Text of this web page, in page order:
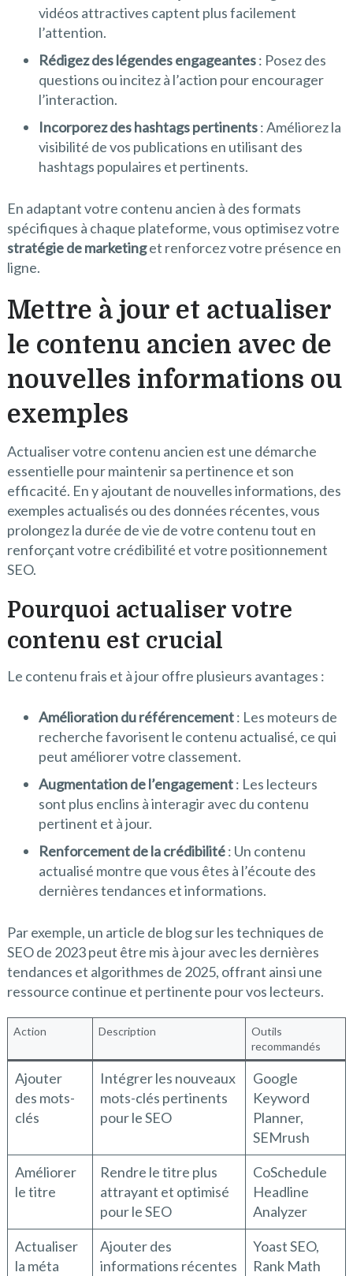
vidéos attractives captent plus facilement
l’attention.
Rédigez des légendes engageantes: Posez des
questions ou incitez à l’action pour encourager
l’interaction.
Incorporez des hashtags pertinents: Améliorez la
visibilité de vos publications en utilisant des
hashtags populaires et pertinents.
En adaptant votre contenu ancien à des formats
spécifiques à chaque plateforme, vous optimisez votre
stratégie de marketinget renforcez votre présence en
ligne.
Mettre à jour et actualiser
le contenu ancien avec de
nouvelles informations ou
exemples
Actualiser votre contenu ancien est une démarche
essentielle pour maintenir sa pertinence et son
efficacité. En y ajoutant de nouvelles informations, des
exemples actualisés ou des données récentes, vous
prolongez la durée de vie de votre contenu tout en
renforçant votre crédibilité et votre positionnement
SEO.
Pourquoi actualiser votre
contenu est crucial
Le contenu frais et à jour offre plusieurs avantages :
Amélioration du référencement: Les moteurs de
recherche favorisent le contenu actualisé, ce qui
peut améliorer votre classement.
Augmentation de l’engagement: Les lecteurs
sont plus enclins à interagir avec du contenu
pertinent et à jour.
Renforcement de la crédibilité: Un contenu
actualisé montre que vous êtes à l’écoute des
dernières tendances et informations.
Par exemple, un article de blog sur les techniques de
SEO de 2023 peut être mis à jour avec les dernières
tendances et algorithmes de 2025, offrant ainsi une
ressource continue et pertinente pour vos lecteurs.
Action Description
Outils
recommandés
Ajouter
des mots-
clés
Intégrer les nouveaux
mots-clés pertinents
pour le SEO
Google
Keyword
Planner,
SEMrush
Améliorer
le titre
Rendre le titre plus
attrayant et optimisé
pour le SEO
CoSchedule
Headline
Analyzer
Actualiser
la méta
Ajouter des
informations récentes
Yoast SEO,
Rank Math